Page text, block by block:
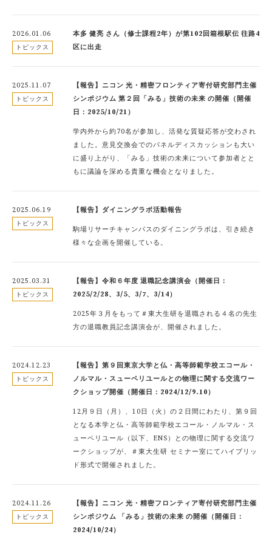
2026.01.06
トピックス
本多 健亮 さん（修士課程2年）が第102回箱根駅伝 往路4
区に出走
2025.11.07
トピックス
【報告】ニコン 光・精密フロンティア寄付研究部門主催
シンポジウム 第２回「みる」技術の未来 の開催（開催
日：2025/10/21）
学内外から約70名が参加し、活発な質疑応答が交わされ
ました。意見交換会でのパネルディスカッションも大い
に盛り上がり、「みる」技術の未来について参加者とと
もに議論を深める貴重な機会となりました。
2025.06.19
トピックス
【報告】ダイニングラボ活動報告
駒場リサーチキャンパスのダイニングラボは、引き続き
様々な企画を開催している。
2025.03.31
トピックス
【報告】令和６年度 退職記念講演会（開催日：
2025/2/28、3/5、3/7、3/14）
2025年３月をもって＃東大生研を退職される４名の先生
方の退職教員記念講演会が、開催されました。
2024.12.23
トピックス
【報告】第９回東京大学と仏・高等師範学校エコール・
ノルマル・スューペリユールとの物理に関する交流ワー
クショップ開催（開催日：2024/12/9.10）
12月９日（月）、10日（火）の２日間にわたり、第９回
となる本学と仏・高等師範学校エコール・ノルマル・ス
ューペリユール（以下、ENS）との物理に関する交流ワ
ークショップが、＃東大生研 セミナー室にてハイブリッ
ド形式で開催されました。
2024.11.26
トピックス
【報告】ニコン 光・精密フロンティア寄付研究部門主催
シンポジウム 「みる」技術の未来 の開催（開催日：
2024/10/24）